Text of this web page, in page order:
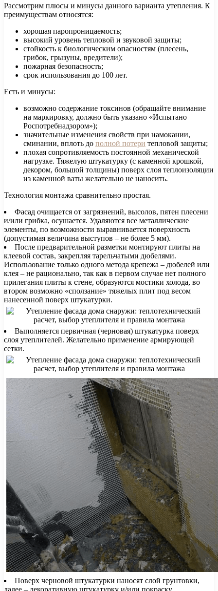
Рассмотрим плюсы и минусы данного варианта утепления. К
преимуществам относятся:
хорошая паропроницаемость;
высокий уровень тепловой и звуковой защиты;
стойкость к биологическим опасностям (плесень,
грибок, грызуны, вредители);
пожарная безопасность;
срок использования до 100 лет.
Есть и минусы:
возможно содержание токсинов (обращайте внимание
на маркировку, должно быть указано «Испытано
Роспотребнадзором»);
значительные изменения свойств при намокании,
сминании, вплоть до полной потери тепловой защиты;
плохая сопротивляемость постоянной механической
нагрузке. Тяжелую штукатурку (с каменной крошкой,
декором, большой толщины) поверх слоя теплоизоляции
из каменной ваты желательно не наносить.
Технология монтажа сравнительно простая.
Фасад очищается от загрязнений, высолов, пятен плесени
и/или грибка, осушается. Удаляются все металлические
элементы, по возможности выравнивается поверхность
(допустимая величина выступов – не более 5 мм).
После предварительной разметки монтируют плиты на
клеевой состав, закрепляя тарельчатыми дюбелями.
Использование только одного метода крепежа – дюбелей или
клея – не рационально, так как в первом случае нет полного
прилегания плиты к стене, образуются мостики холода, во
втором возможно «сползание» тяжелых плит под весом
нанесенной поверх штукатурки.
Выполняется первичная (черновая) штукатурка поверх
слоя утеплителей. Желательно применение армирующей
сетки.
Поверх черновой штукатурки наносят слой грунтовки,
далее – декоративную штукатурку и/или покраску.